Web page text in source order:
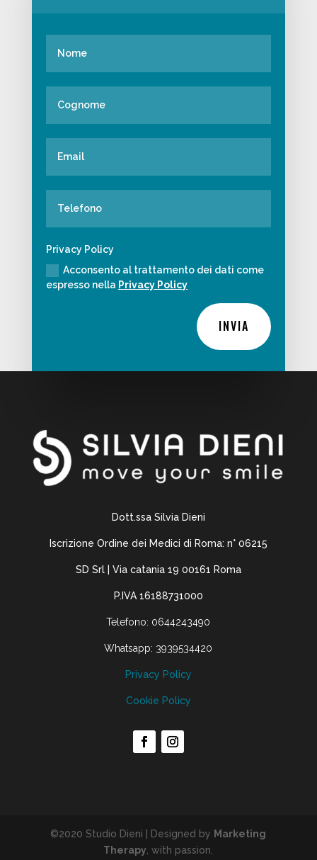
Privacy Policy
Acconsento al trattamento dei dati come
espresso nella Privacy Policy
INVIA
Dott.ssa Silvia Dieni
Iscrizione Ordine dei Medici di Roma: n° 06215
SD Srl | Via catania 19 00161 Roma
P.IVA 16188731000
Telefono: 0644243490
Whatsapp: 3939534420
Privacy Policy
Cookie Policy
©2020 Studio Dieni | Designed by Marketing
Therapy, with passion.